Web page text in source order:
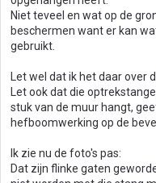
Niet teveel en wat op de
beschermen want er kan
gebruikt.
Let wel dat ik het daar over
Let ook dat die
stuk van de muur hangt,
hefboomwerking op de
Ik zie nu de foto's pas:
Dat zijn flinke gaten